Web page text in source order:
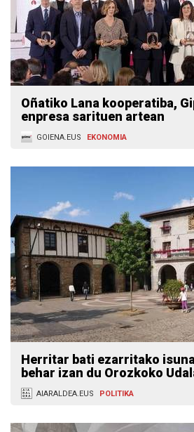
Oñatiko Lana kooperatiba,
enpresa sarituen artean
GOIENA.EUS EKONOMIA
Herritar bati ezarritako
behar izan du Orozkoko
AIARALDEA.EUS POLITIKA